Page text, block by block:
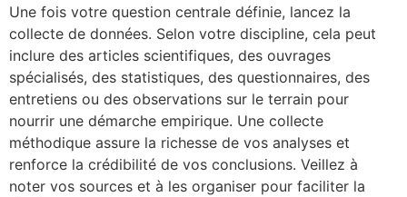
Une fois votre question centrale définie, lancez la
collecte de données. Selon votre discipline, cela peut
inclure des articles scientifiques, des ouvrages
spécialisés, des statistiques, des questionnaires, des
entretiens ou des observations sur le terrain pour
nourrir une démarche empirique. Une collecte
méthodique assure la richesse de vos analyses et
renforce la crédibilité de vos conclusions. Veillez à
noter vos sources et à les organiser pour faciliter la